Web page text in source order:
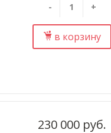
- +
в корзину
230 000 руб.